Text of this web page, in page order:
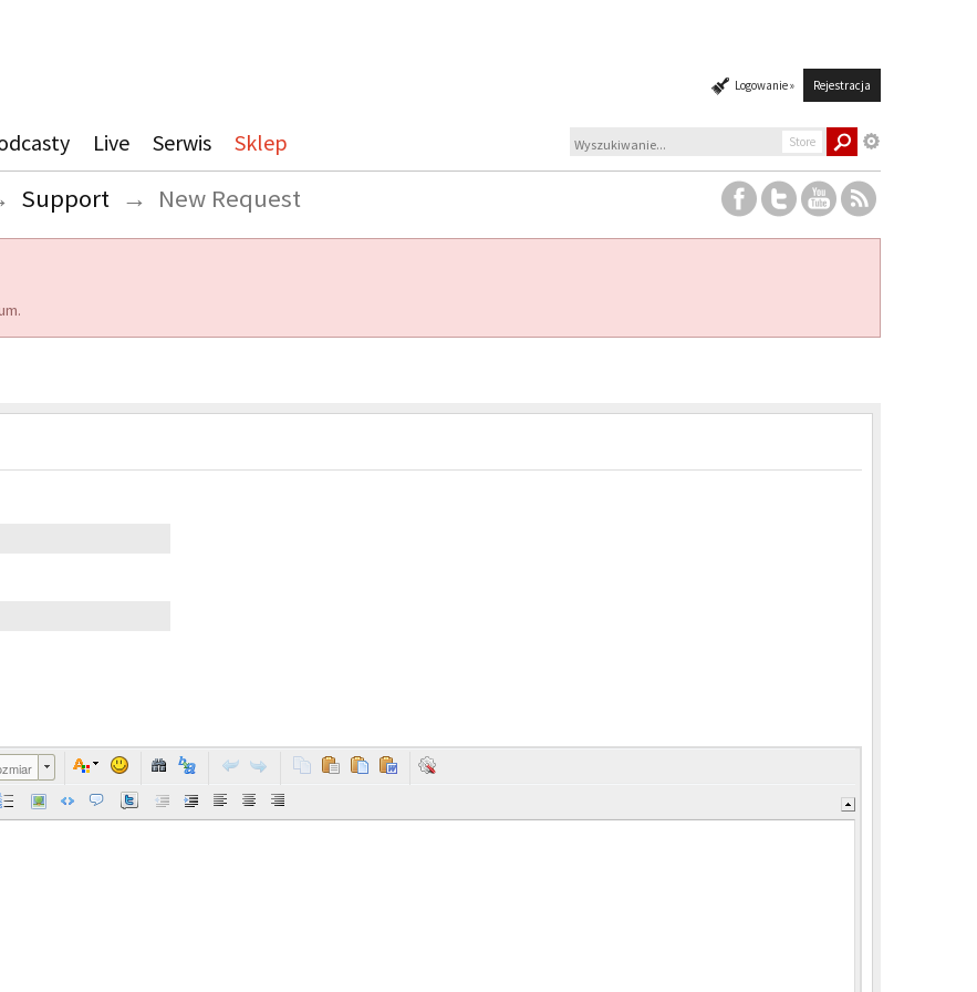
Logowanie » Rejestracja
Live Serwis Sklep Store
Support → New Request